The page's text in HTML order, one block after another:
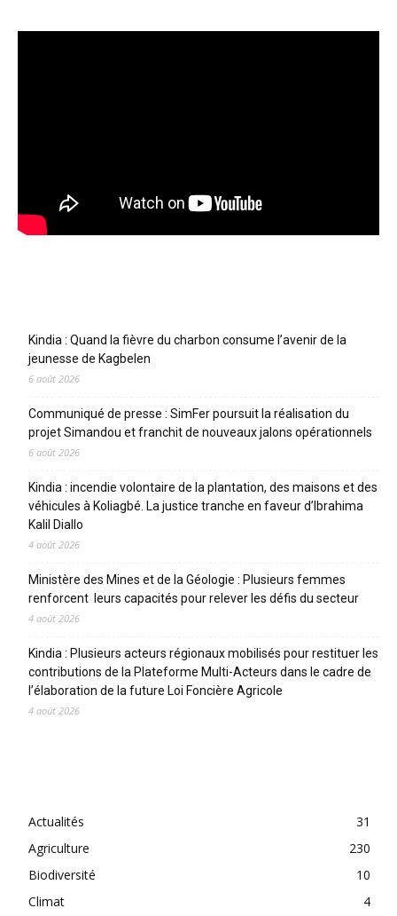
Kindia : Quand la fièvre du charbon consume l’avenir de la
jeunesse de Kagbelen
6 août 2026
Communiqué de presse : SimFer poursuit la réalisation du
projet Simandou et franchit de nouveaux jalons opérationnels
6 août 2026
Kindia : incendie volontaire de la plantation, des maisons et des
véhicules à Koliagbé. La justice tranche en faveur d’Ibrahima
Kalil Diallo
4 août 2026
Ministère des Mines et de la Géologie : Plusieurs femmes
renforcent leurs capacités pour relever les défis du secteur
4 août 2026
Kindia : Plusieurs acteurs régionaux mobilisés pour restituer les
contributions de la Plateforme Multi-Acteurs dans le cadre de
l’élaboration de la future Loi Foncière Agricole
4 août 2026
Actualités
31
Agriculture
230
Biodiversité
10
Climat
4